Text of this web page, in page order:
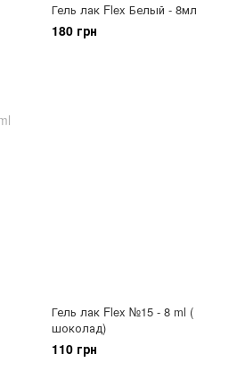
Гель лак Flex Белый - 8мл
180 грн
Гель лак Flex №15 - 8 ml (
шоколад)
110 грн